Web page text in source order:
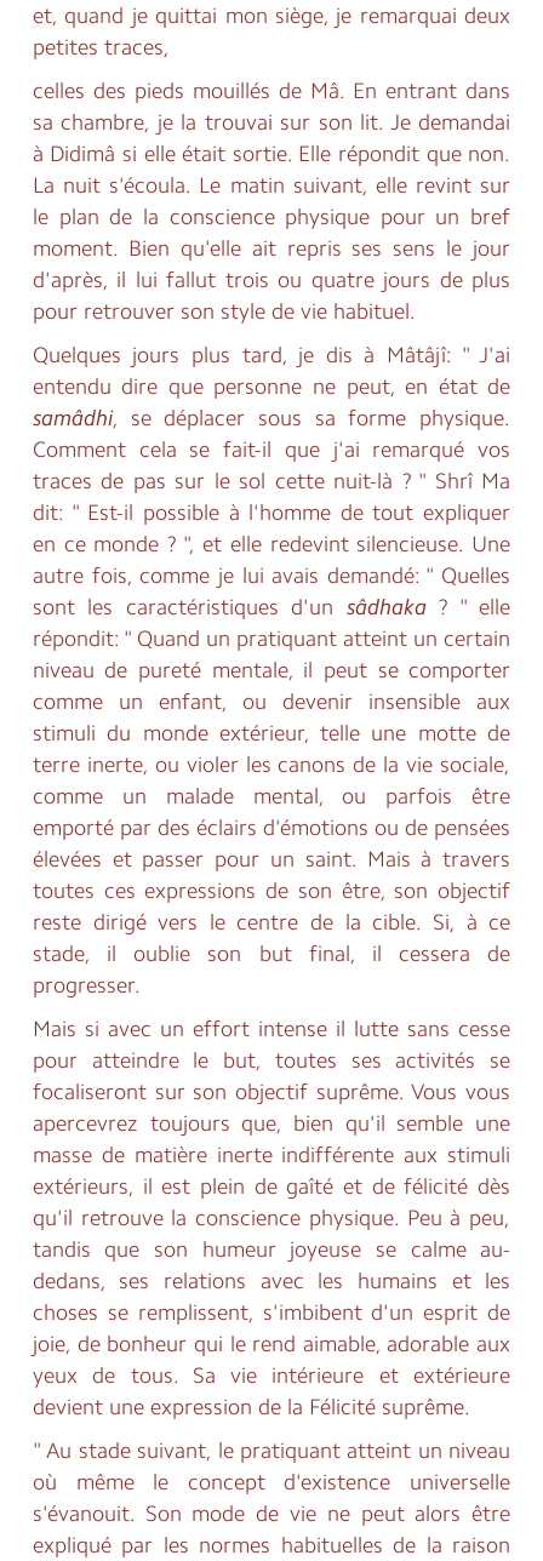
et, quand je quittai mon siège, je remarquai deux
petites traces,
celles des pieds mouillés de Mâ. En entrant dans
sa chambre, je la trouvai sur son lit. Je demandai
à Didimâ si elle était sortie. Elle répondit que non.
La nuit s'écoula. Le matin suivant, elle revint sur
le plan de la conscience physique pour un bref
moment. Bien qu'elle ait repris ses sens le jour
d'après, il lui fallut trois ou quatre jours de plus
pour retrouver son style de vie habituel.
Quelques jours plus tard, je dis à Mâtâjî: " J'ai
entendu dire que personne ne peut, en état de
samâdhi, se déplacer sous sa forme physique.
Comment cela se fait-il que j'ai remarqué vos
traces de pas sur le sol cette nuit-là ? " Shrî Ma
dit: " Est-il possible à l'homme de tout expliquer
en ce monde ? ", et elle redevint silencieuse. Une
autre fois, comme je lui avais demandé: " Quelles
sont les caractéristiques d'un sâdhaka? " elle
répondit: " Quand un pratiquant atteint un certain
niveau de pureté mentale, il peut se comporter
comme un enfant, ou devenir insensible aux
stimuli du monde extérieur, telle une motte de
terre inerte, ou violer les canons de la vie sociale,
comme un malade mental, ou parfois être
emporté par des éclairs d'émotions ou de pensées
élevées et passer pour un saint. Mais à travers
toutes ces expressions de son être, son objectif
reste dirigé vers le centre de la cible. Si, à ce
stade, il oublie son but final, il cessera de
progresser.
Mais si avec un effort intense il lutte sans cesse
pour atteindre le but, toutes ses activités se
focaliseront sur son objectif suprême. Vous vous
apercevrez toujours que, bien qu'il semble une
masse de matière inerte indifférente aux stimuli
extérieurs, il est plein de gaîté et de félicité dès
qu'il retrouve la conscience physique. Peu à peu,
tandis que son humeur joyeuse se calme au-
dedans, ses relations avec les humains et les
choses se remplissent, s'imbibent d'un esprit de
joie, de bonheur qui le rend aimable, adorable aux
yeux de tous. Sa vie intérieure et extérieure
devient une expression de la Félicité suprême.
" Au stade suivant, le pratiquant atteint un niveau
où même le concept d'existence universelle
s'évanouit. Son mode de vie ne peut alors être
expliqué par les normes habituelles de la raison